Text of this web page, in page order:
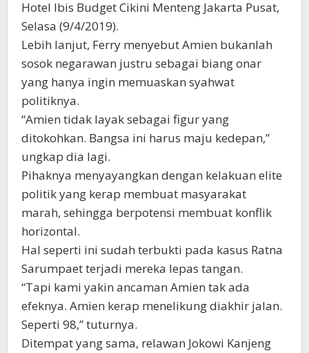
Hotel Ibis Budget Cikini Menteng Jakarta Pusat,
Selasa (9/4/2019).
Lebih lanjut, Ferry menyebut Amien bukanlah
sosok negarawan justru sebagai biang onar
yang hanya ingin memuaskan syahwat
politiknya.
“Amien tidak layak sebagai figur yang
ditokohkan. Bangsa ini harus maju kedepan,”
ungkap dia lagi.
Pihaknya menyayangkan dengan kelakuan elite
politik yang kerap membuat masyarakat
marah, sehingga berpotensi membuat konflik
horizontal.
Hal seperti ini sudah terbukti pada kasus Ratna
Sarumpaet terjadi mereka lepas tangan.
“Tapi kami yakin ancaman Amien tak ada
efeknya. Amien kerap menelikung diakhir jalan.
Seperti 98,” tuturnya.
Ditempat yang sama, relawan Jokowi Kanjeng